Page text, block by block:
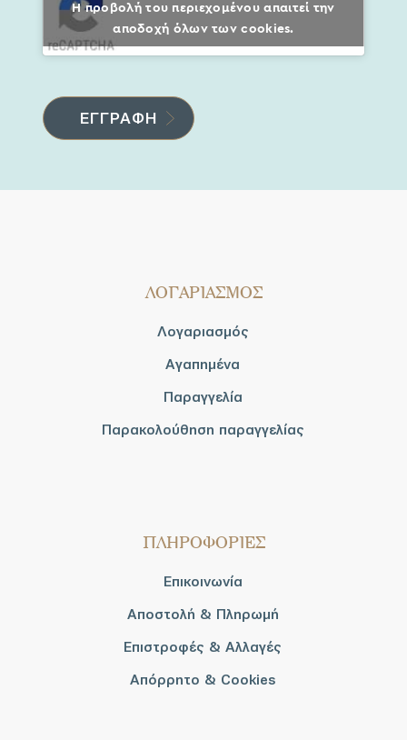
Η προβολή του περιεχομένου απαιτεί την
αποδοχή όλων των cookies.
ΛΟΓΑΡΙΑΣΜΟΣ
Λογαριασμός
Αγαπημένα
Παραγγελία
Παρακολούθηση παραγγελίας
ΠΛΗΡΟΦΟΡΙΕΣ
Επικοινωνία
Αποστολή & Πληρωμή
Επιστροφές & Αλλαγές
Απόρρητο & Cookies